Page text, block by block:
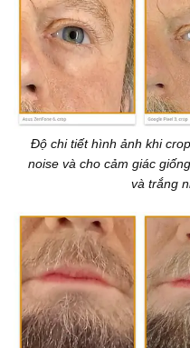
Độ chi tiết hình ảnh khi
noise và cho cảm giác
và trắng